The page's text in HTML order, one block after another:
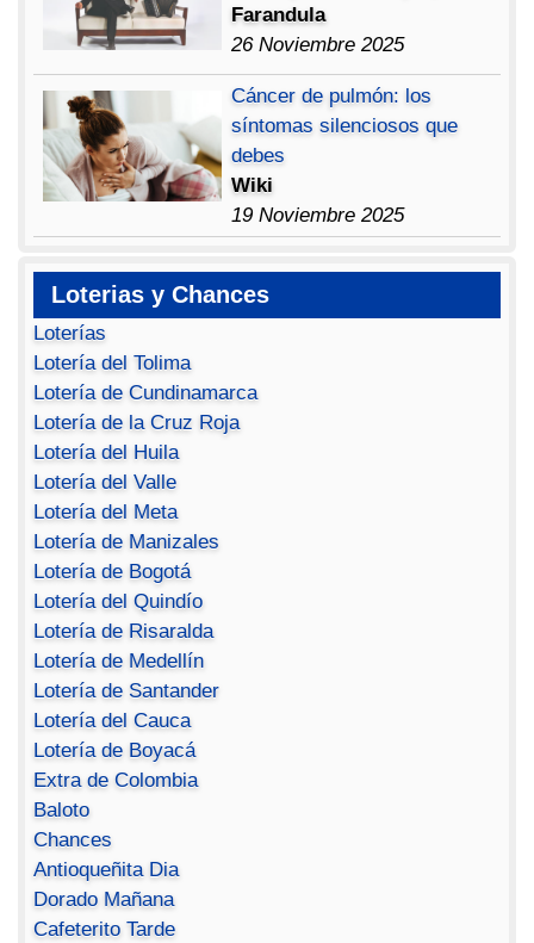
Farandula
26 Noviembre 2025
Cáncer de pulmón: los
síntomas silenciosos que
debes
Wiki
19 Noviembre 2025
Loterias y Chances
Loterías
Lotería del Tolima
Lotería de Cundinamarca
Lotería de la Cruz Roja
Lotería del Huila
Lotería del Valle
Lotería del Meta
Lotería de Manizales
Lotería de Bogotá
Lotería del Quindío
Lotería de Risaralda
Lotería de Medellín
Lotería de Santander
Lotería del Cauca
Lotería de Boyacá
Extra de Colombia
Baloto
Chances
Antioqueñita Dia
Dorado Mañana
Cafeterito Tarde